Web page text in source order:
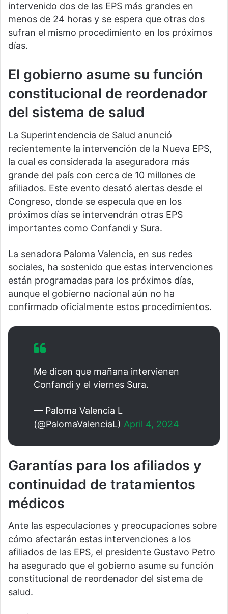
intervenido dos de las EPS más grandes en
menos de 24 horas y se espera que otras dos
sufran el mismo procedimiento en los próximos
días.
El gobierno asume su función
constitucional de reordenador
del sistema de salud
La Superintendencia de Salud anunció
recientemente la intervención de la Nueva EPS,
la cual es considerada la aseguradora más
grande del país con cerca de 10 millones de
afiliados. Este evento desató alertas desde el
Congreso, donde se especula que en los
próximos días se intervendrán otras EPS
importantes como Confandi y Sura.
La senadora Paloma Valencia, en sus redes
sociales, ha sostenido que estas intervenciones
están programadas para los próximos días,
aunque el gobierno nacional aún no ha
confirmado oficialmente estos procedimientos.
Me dicen que mañana intervienen
Confandi y el viernes Sura.
— Paloma Valencia L
(@PalomaValenciaL) April 4, 2024
Garantías para los afiliados y
continuidad de tratamientos
médicos
Ante las especulaciones y preocupaciones sobre
cómo afectarán estas intervenciones a los
afiliados de las EPS, el presidente Gustavo Petro
ha asegurado que el gobierno asume su función
constitucional de reordenador del sistema de
salud.